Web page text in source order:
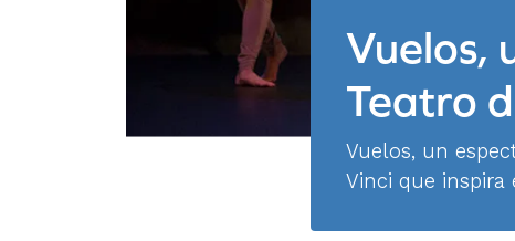
Vuelos,
Teatro
Vuelos, un
Vinci que inspira